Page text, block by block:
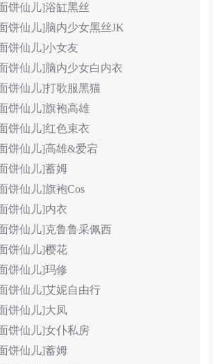
饼仙儿]浴缸黑丝
饼仙儿]脑内少女黑丝JK
饼仙儿]小女友
饼仙儿]脑内少女白内衣
饼仙儿]打歌服黑猫
饼仙儿]旗袍高雄
饼仙儿]红色束衣
饼仙儿]高雄&爱宕
饼仙儿]蓄姆
饼仙儿]旗袍Cos
饼仙儿]内衣
饼仙儿]克鲁鲁采佩西
饼仙儿]樱花
饼仙儿]玛修
饼仙儿]艾妮自由行
饼仙儿]大凤
饼仙儿]女仆私房
饼仙儿]蓄姆